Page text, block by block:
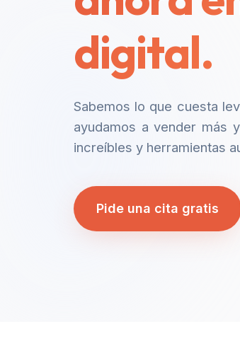
digital.
Sabemos lo que cuesta
ayudamos a vender más
increíbles y herramientas
Pide una cita gratis